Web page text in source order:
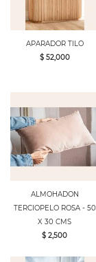
APARADOR TILO
$ 52,000
ALMOHADON
TERCIOPELO ROSA - 50
X 30 CMS
$ 2,500